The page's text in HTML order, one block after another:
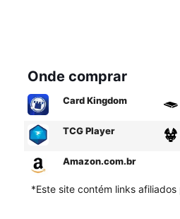
Onde comprar
Card Kingdom
TCG Player
Amazon.com.br
*Este site contém links